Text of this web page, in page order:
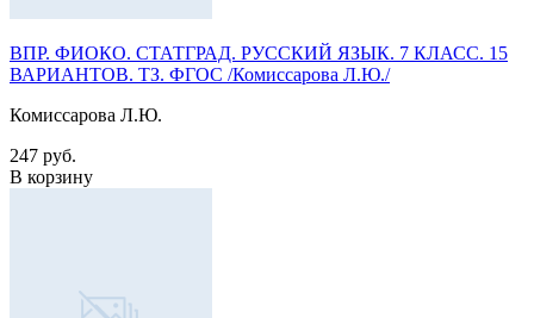
ВПР. ФИОКО. СТАТГРАД. РУССКИЙ ЯЗЫК. 7 КЛАСС. 15
ВАРИАНТОВ. ТЗ. ФГОС /Комиссарова Л.Ю./
Комиссарова Л.Ю.
247 руб.
В корзину